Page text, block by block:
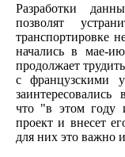
Разработки
позволят
транспортировке
начались в мае-
продолжает
с французскими
что "в этом году
проект и внесет
для них это важно